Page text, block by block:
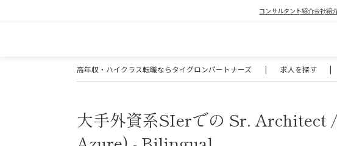
コンサルタント紹介会社紹
高年収・ハイクラス転職ならタイグロンパートナーズ | 求人を探す |
大手外資系SIerでの Sr. Architect